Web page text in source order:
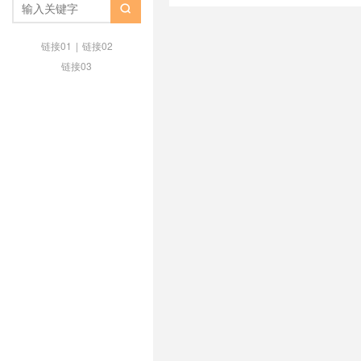

链接01 | 链接02
链接03